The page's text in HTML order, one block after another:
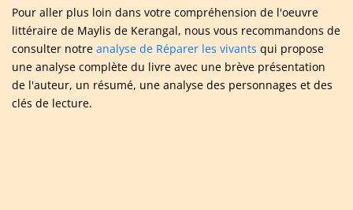
Pour aller plus loin dans votre compréhension de l'oeuvre
littéraire de Maylis de Kerangal, nous vous recommandons de
consulter notre analyse de Réparer les vivants qui propose
une analyse complète du livre avec une brève présentation
de l'auteur, un résumé, une analyse des personnages et des
clés de lecture.